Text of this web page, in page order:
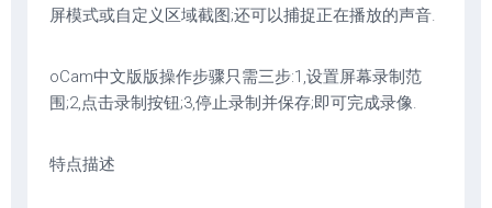
屏模式或自定义区域截图;还可以捕捉正在播放的声音.
oCam中文版版操作步骤只需三步:1,设置屏幕录制范
围;2,点击录制按钮;3,停止录制并保存;即可完成录像.
特点描述